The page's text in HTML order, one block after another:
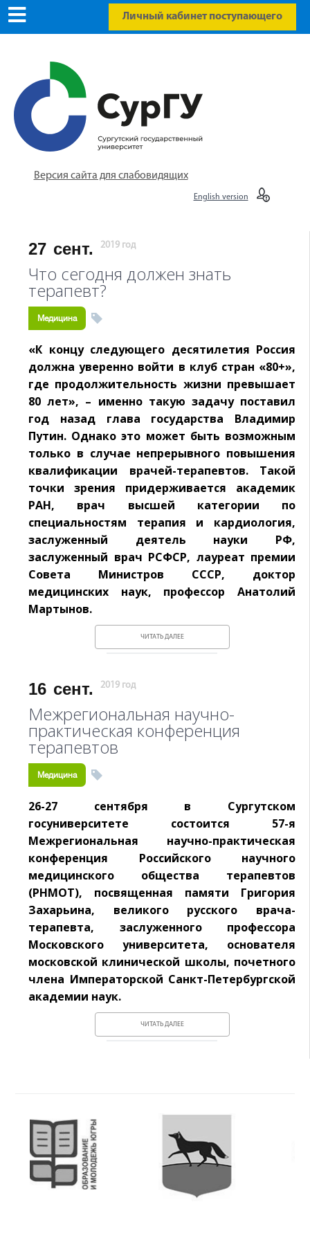
Личный кабинет поступающего
Версия сайта для слабовидящих
English version
27 сент. 2019 год
Что сегодня должен знать
терапевт?
Медицина
«К концу следующего десятилетия Россия
должна уверенно войти в клуб стран «80+»,
где продолжительность жизни превышает
80 лет», – именно такую задачу поставил
год назад глава государства Владимир
Путин. Однако это может быть возможным
только в случае непрерывного повышения
квалификации врачей-терапевтов. Такой
точки зрения придерживается академик
РАН, врач высшей категории по
специальностям терапия и кардиология,
заслуженный деятель науки РФ,
заслуженный врач РСФСР, лауреат премии
Совета Министров СССР, доктор
медицинских наук, профессор Анатолий
Мартынов.
ЧИТАТЬ ДАЛЕЕ
16 сент. 2019 год
Межрегиональная научно-
практическая конференция
терапевтов
Медицина
26-27 сентября в Сургутском
госуниверситете состоится 57-я
Межрегиональная научно-практическая
конференция Российского научного
медицинского общества терапевтов
(РНМОТ), посвященная памяти Григория
Захарьина, великого русского врача-
терапевта, заслуженного профессора
Московского университета, основателя
московской клинической школы, почетного
члена Императорской Санкт-Петербургской
академии наук.
ЧИТАТЬ ДАЛЕЕ